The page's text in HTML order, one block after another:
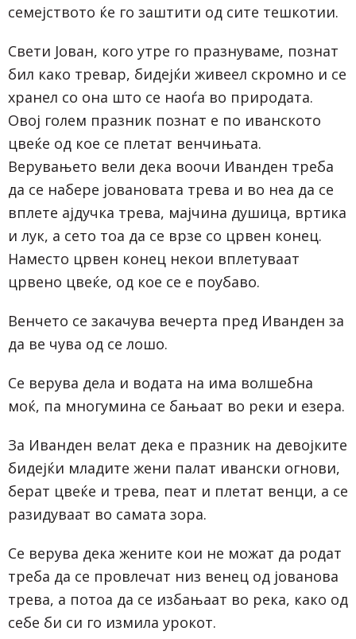
семејството ќе го заштити од сите тешкотии.
Свети Јован, кого утре го празнуваме, познат
бил како тревар, бидејќи живеел скромно и се
хранел со она што се наоѓа во природата.
Овој голем празник познат е по иванското
цвеќе од кое се плетат венчињата.
Верувањето вели дека воочи Иванден треба
да се набере јовановата трева и во неа да се
вплете ајдучка трева, мајчина душица, вртика
и лук, а сето тоа да се врзе со црвен конец.
Наместо црвен конец некои вплетуваат
црвено цвеќе, од кое се е поубаво.
Венчето се закачува вечерта пред Иванден за
да ве чува од се лошо.
Се верува дела и водата на има волшебна
моќ, па многумина се бањаат во реки и езера.
За Иванден велат дека е празник на девојките
бидејќи младите жени палат ивански огнови,
берат цвеќе и трева, пеат и плетат венци, а се
разидуваат во самата зора.
Се верува дека жените кои не можат да родат
треба да се провлечат низ венец од јованова
трева, а потоа да се избањаат во река, како од
себе би си го измила урокот.